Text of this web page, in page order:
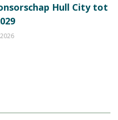
Hull City tot